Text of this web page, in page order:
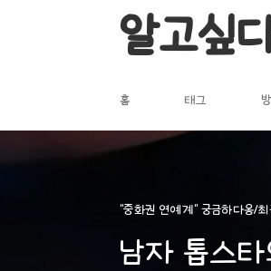
알고싶
홈 태그
"중화권 연예계" 궁금하다옹/
남자 톱스